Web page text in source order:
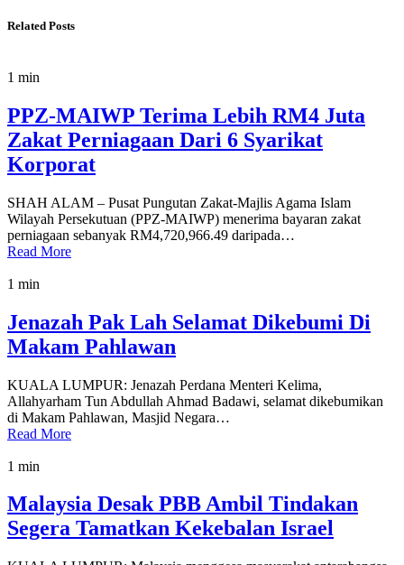
Related Posts
1 min
PPZ-MAIWP Terima Lebih RM4 Juta
Zakat Perniagaan Dari 6 Syarikat
Korporat
SHAH ALAM – Pusat Pungutan Zakat-Majlis Agama Islam
Wilayah Persekutuan (PPZ-MAIWP) menerima bayaran zakat
perniagaan sebanyak RM4,720,966.49 daripada…
Read More
1 min
Jenazah Pak Lah Selamat Dikebumi Di
Makam Pahlawan
KUALA LUMPUR: Jenazah Perdana Menteri Kelima,
Allahyarham Tun Abdullah Ahmad Badawi, selamat dikebumikan
di Makam Pahlawan, Masjid Negara…
Read More
1 min
Malaysia Desak PBB Ambil Tindakan
Segera Tamatkan Kekebalan Israel